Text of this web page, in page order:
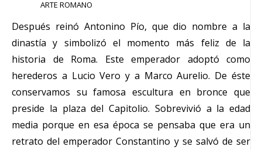
ARTE ROMANO
Después reinó Antonino Pío, que dio nombre a la
dinastía y simbolizó el momento más feliz de la
historia de Roma. Este emperador adoptó como
herederos a Lucio Vero y a Marco Aurelio. De éste
conservamos su famosa escultura en bronce que
preside la plaza del Capitolio. Sobrevivió a la edad
media porque en esa época se pensaba que era un
retrato del emperador Constantino y se salvó de ser